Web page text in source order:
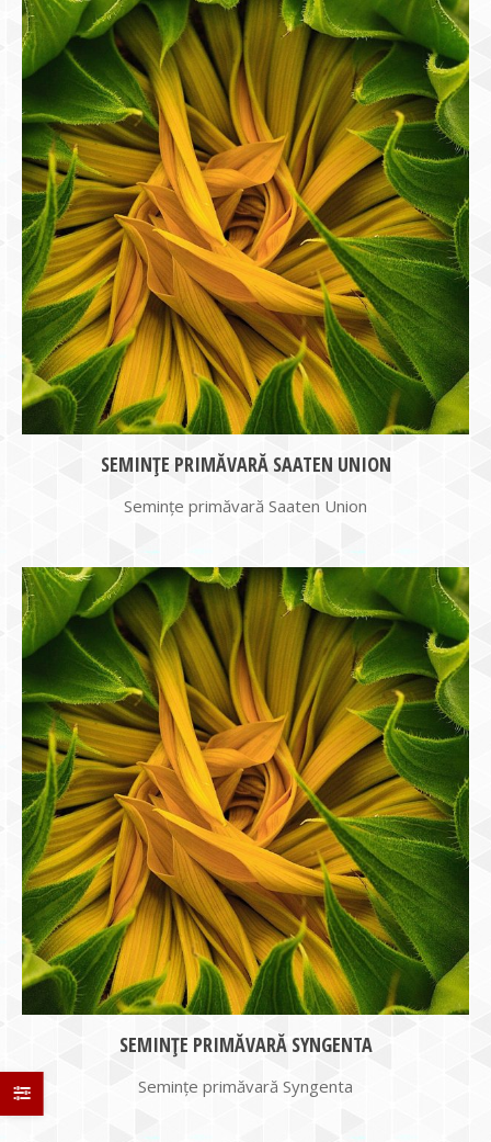
SEMINȚE PRIMĂVARĂ SAATEN UNION
Semințe primăvară Saaten Union
SEMINȚE PRIMĂVARĂ SYNGENTA
Semințe primăvară Syngenta